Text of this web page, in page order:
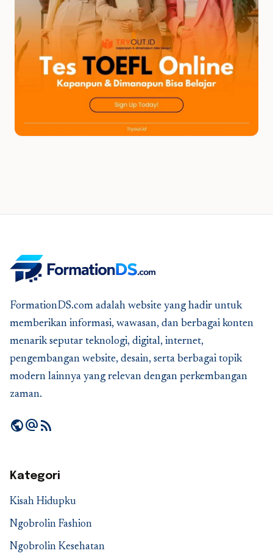
FormationDS.com adalah website yang hadir untuk
memberikan informasi, wawasan, dan berbagai konten
menarik seputar teknologi, digital, internet,
pengembangan website, desain, serta berbagai topik
modern lainnya yang relevan dengan perkembangan
zaman.
publicalternate_emailrss_feed
Kategori
Kisah Hidupku
Ngobrolin Fashion
Ngobrolin Kesehatan